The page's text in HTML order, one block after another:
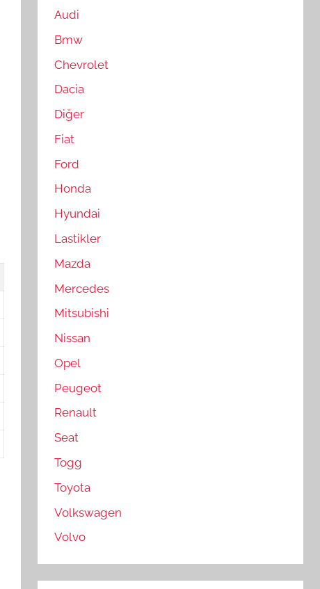
Audi
Bmw
Chevrolet
Dacia
Diğer
Fiat
Ford
Honda
Hyundai
Lastikler
Mazda
Mercedes
Mitsubishi
Nissan
Opel
Peugeot
Renault
Seat
Togg
Toyota
Volkswagen
Volvo